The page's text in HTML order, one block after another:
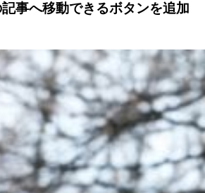
事へ移動できるボタンを追加